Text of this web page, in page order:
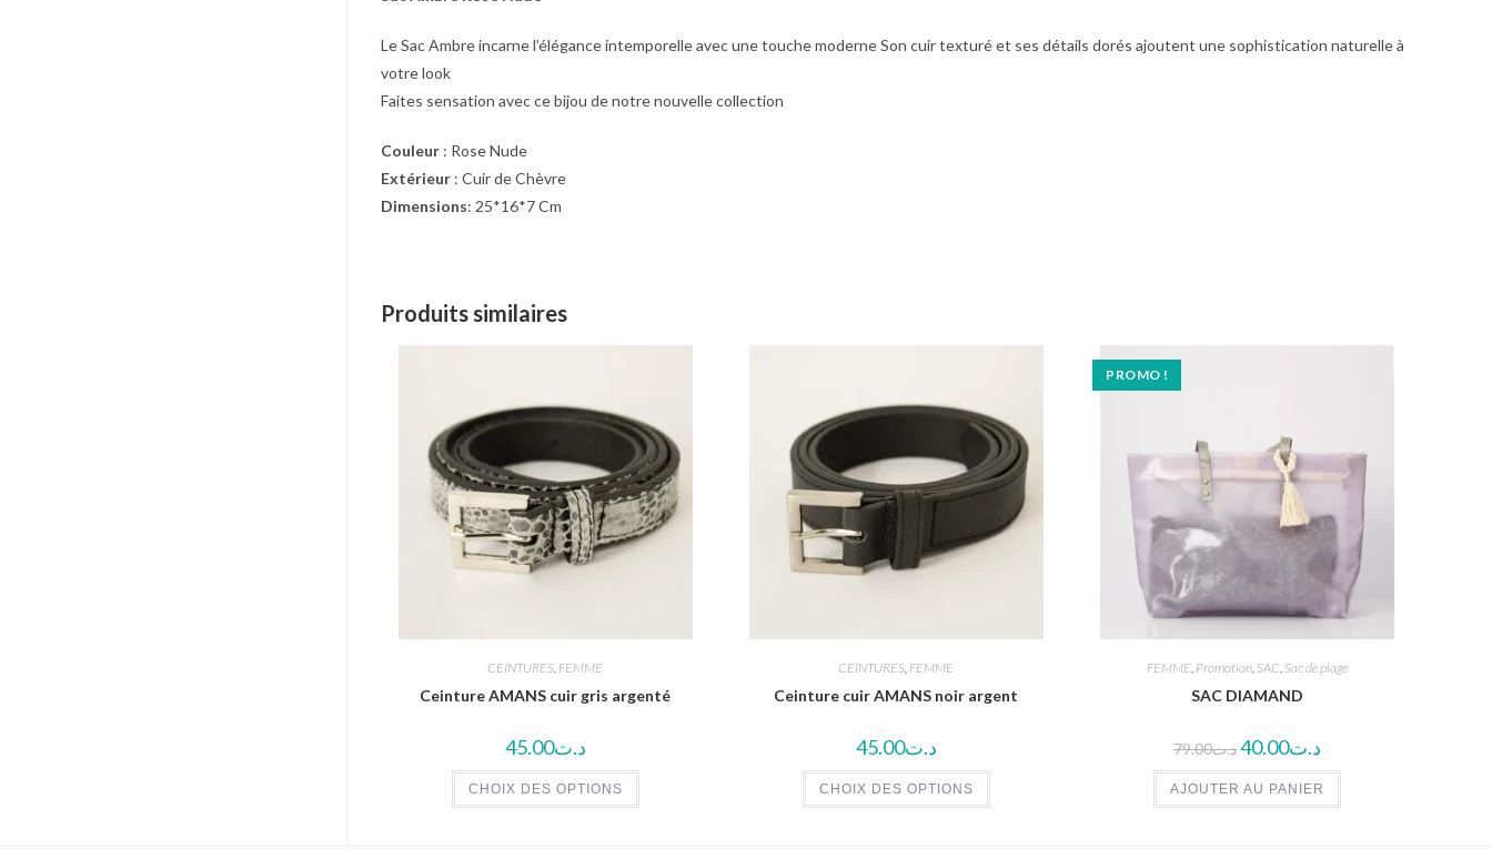
Le Sac Ambre incarne l’élégance intemporelle avec une touche moderne Son cuir texturé et ses détails dorés ajoutent une sophistication naturelle à
votre look
Faites sensation avec ce bijou de notre nouvelle collection
Couleur : Rose Nude
Extérieur : Cuir de Chèvre
Dimensions: 25*16*7 Cm
Produits similaires
CEINTURES, FEMME
Ceinture AMANS cuir gris argenté
د.ت45.00
CHOIX DES OPTIONS
CEINTURES, FEMME
Ceinture cuir AMANS noir argent
د.ت45.00
CHOIX DES OPTIONS
PROMO !
FEMME, Promotion, SAC, Sac de plage
SAC DIAMAND
د.ت79.00 د.ت40.00
AJOUTER AU PANIER